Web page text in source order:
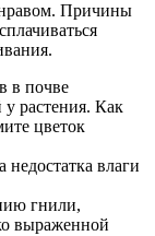
Причины
в почве
растения. Как
цветок
недостатка влаги
гнили,
выраженной